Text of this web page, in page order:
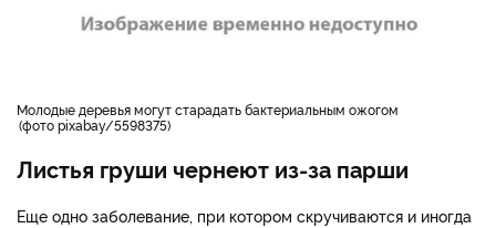
Молодые деревья могут старадать бактериальным ожогом
фото pixabay/5598375
Листья груши чернеют из-за парши
Еще одно заболевание, при котором скручиваются и иногда